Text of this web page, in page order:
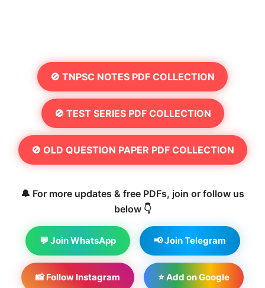
🚫 TNPSC NOTES PDF COLLECTION
🚫 TEST SERIES PDF COLLECTION
🚫 OLD QUESTION PAPER PDF COLLECTION
🔔 For more updates & free PDFs, join or follow us
below 👇
💬 Join WhatsApp 📢 Join Telegram
📸 Follow Instagram ⭐ Add on Google